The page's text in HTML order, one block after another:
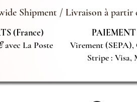
Shipment / Livraison à partir
(France)
avec La Poste
Virement (SEPA),
Stripe : Visa,